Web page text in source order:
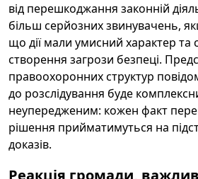
від перешкоджання законній
більш серйозних звинувачень,
що дії мали умисний характер та
створення загрози безпеці.
правоохоронних структур
до розслідування буде
неупередженим: кожен факт
рішення прийматимуться на
доказів.
Реакція громади,